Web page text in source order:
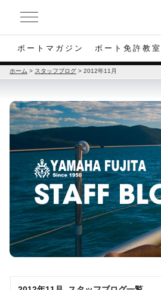
ボートマガジン ボート免許教室
ホーム > スタッフブログ > 2012年11月